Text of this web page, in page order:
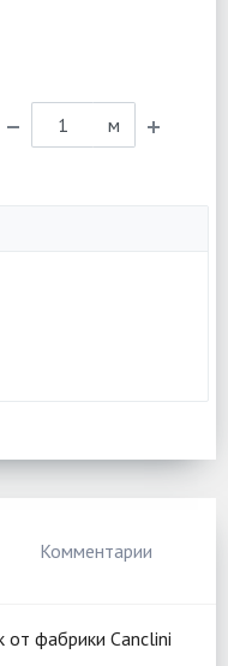
м
Комментарии
фабрики Canclini